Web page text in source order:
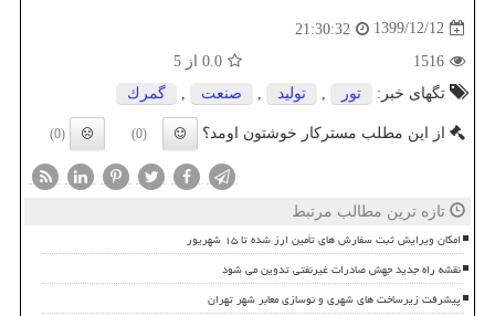
1399/12/12
21:30:32
1516
0.0 از 5
تگهای خبر:
تور تولید صنعت گمرك
از این مطلب مسترکار خوشتون اومد؟ (0)
(0)
تازه ترین مطالب مرتبط
امکان ویرایش ثبت سفارش های تأمین ارز شده تا ۱۵ شهریور
نقشه راه جدید جهش صادرات غیرنفتی تدوین می شود
پیشرفت زیرساخت های شهری و نوسازی معابر شهر تهران